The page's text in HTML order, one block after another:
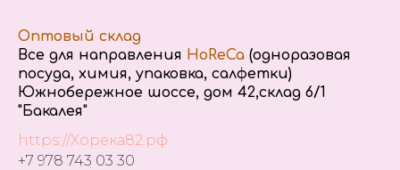
Оптовый склад
Все для направления HoReCa (одноразовая
посуда, химия, упаковка, салфетки)
Южнобережное шоссе, дом 42,склад 6/1
"Бакалея"
https://Хорека82.рф
+7 978 743 03 30